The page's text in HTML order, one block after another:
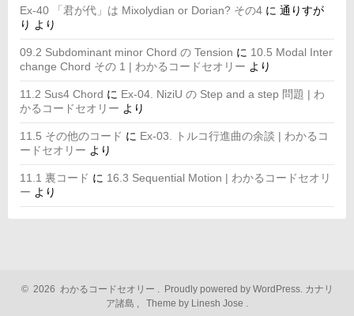
Ex-40 「君が代」は Mixolydian or Dorian? その4 に 通りすが
り より
09.2 Subdominant minor Chord の Tension に 10.5 Modal Inter
change Chord その 1 | わかるコードセオリー より
11.2 Sus4 Chord に Ex-04. NiziU の Step and a step 問題 | わ
かるコードセオリー より
11.5 その他のコード に Ex-03. トルコ行進曲の余談 | わかるコ
ードセオリー より
11.1 裏コード に 16.3 Sequential Motion | わかるコードセオリ
ー より
© 2026 わかるコードセオリー . Proudly powered by WordPress. カナリ
ア諸島 , Theme by Linesh Jose .